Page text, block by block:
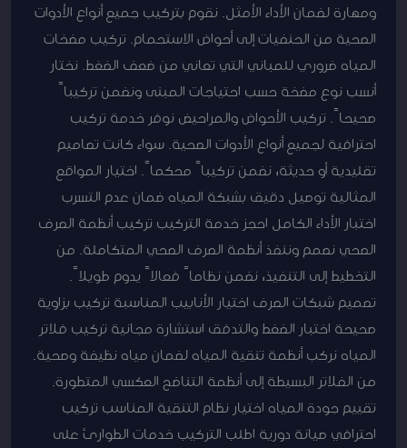
ومهارة لضمان الأداء الأمثل. نقوم بتركيب جميع أنواع الأدوات
الصحية من الحنفيات إلى أحواض الاستحمام. تركيب مضخات
المياه ضروري للمباني التي تعاني من ضعف الضغط. نختار
أنسب نوع مضخة حسب احتياجات المبنى ونضمن تركيباً
صحيحاً. تركيب الأحواض والمراحيض نوفر خدمة تركيب
احترافية لجميع أنواع الأدوات الصحية. سواء كانت تصاميم
تقليدية أو حديثة، نضمن تركيباً محكماً. اختيار المواقع
المثالية توصيل دقيق بشبكة المياه ضمان عدم التسرب
اختبار الأداء الكامل احجز خدمة التركيب تركيب أنظمة الصرف
الصحي نصمم وننفذ أنظمة الصرف الصحي المتكاملة. من
التخطيط إلى التنفيذ، نضمن نظاماً فعالاً يدوم طويلاً.
تصميم شبكات الصرف اختيار الأنابيب المناسبة تركيب بزاوية
صحيحة اختبار الضغط والتدفق استشارة مجانية تركيب فلاتر
المياه نركب أنظمة تنقية المياه لضمان مياه نظيفة وصحية.
من الفلاتر البسيطة إلى أنظمة التناضح العكسي المتطورة.
تقييم جودة المياه اختيار نظام التنقية المناسب تركيب
احترافي صيانة دورية اطلب التركيب خدمات الطوارئ على